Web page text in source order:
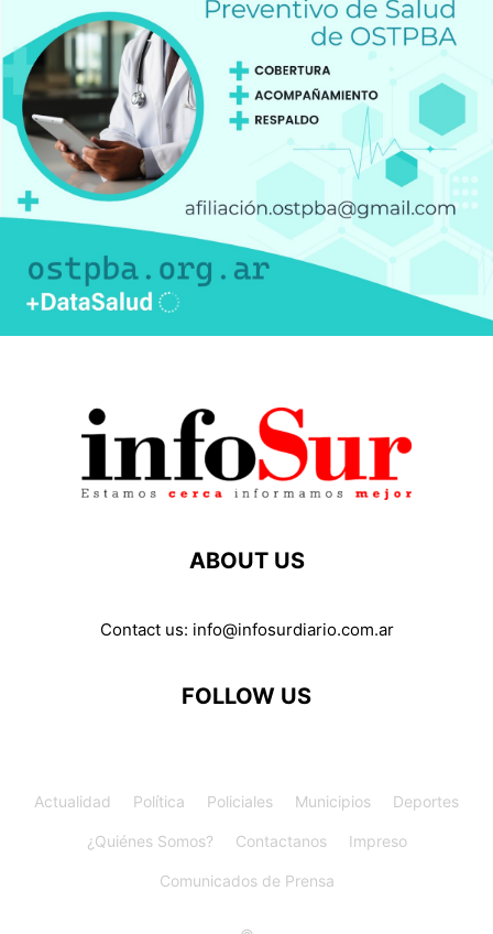
ABOUT US
Contact us: info@infosurdiario.com.ar
FOLLOW US
Actualidad Política Policiales Municipios Deportes
¿Quiénes Somos? Contactanos Impreso
Comunicados de Prensa